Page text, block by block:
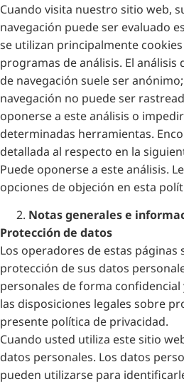
Cuando visita nuestro sitio web,
navegación puede ser evaluado
se utilizan principalmente
programas de análisis. El
de navegación suele ser
navegación no puede ser
oponerse a este análisis o
determinadas herramientas.
detallada al respecto en la
Puede oponerse a este análisis.
opciones de objeción en esta
Notas generales e
Protección de datos
Los operadores de estas páginas
protección de sus datos
personales de forma
las disposiciones legales sobre
presente política de privacidad.
Cuando usted utiliza este sitio
datos personales. Los datos
pueden utilizarse para